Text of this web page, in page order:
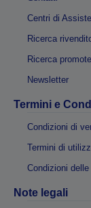
Centri di
Ricerca
Ricerca
Newsletter
Termini e
Condizioni di
Termini di
Condizioni
Note legali